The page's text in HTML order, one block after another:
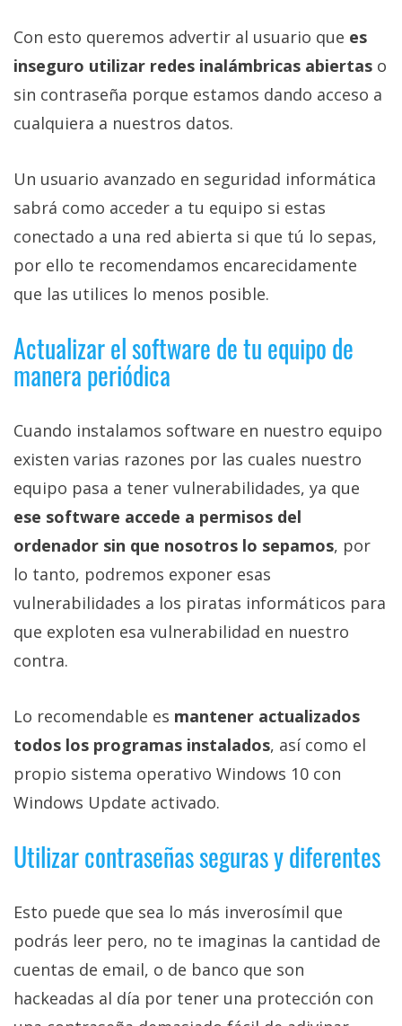
Con esto queremos advertir al usuario que es
inseguro utilizar redes inalámbricas abiertas o
sin contraseña porque estamos dando acceso a
cualquiera a nuestros datos.
Un usuario avanzado en seguridad informática
sabrá como acceder a tu equipo si estas
conectado a una red abierta si que tú lo sepas,
por ello te recomendamos encarecidamente
que las utilices lo menos posible.
Actualizar el software de tu equipo de
manera periódica
Cuando instalamos software en nuestro equipo
existen varias razones por las cuales nuestro
equipo pasa a tener vulnerabilidades, ya que
ese software accede a permisos del
ordenador sin que nosotros lo sepamos, por
lo tanto, podremos exponer esas
vulnerabilidades a los piratas informáticos para
que exploten esa vulnerabilidad en nuestro
contra.
Lo recomendable es mantener actualizados
todos los programas instalados, así como el
propio sistema operativo Windows 10 con
Windows Update activado.
Utilizar contraseñas seguras y diferentes
Esto puede que sea lo más inverosímil que
podrás leer pero, no te imaginas la cantidad de
cuentas de email, o de banco que son
hackeadas al día por tener una protección con